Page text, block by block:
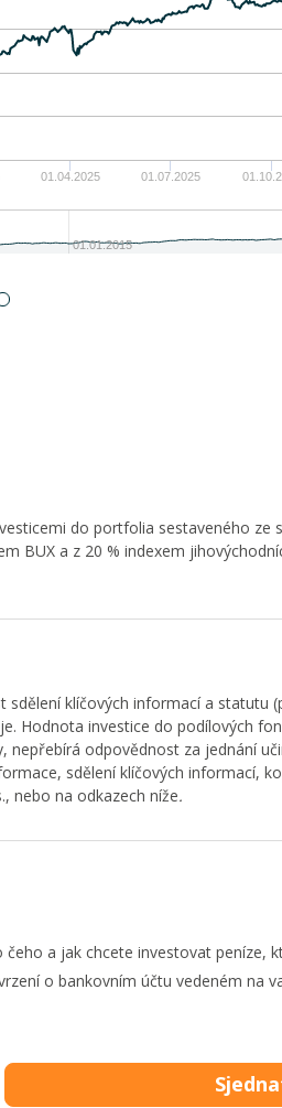
01.04.2025 01.07.2025
01.01.2015
do portfolia sestaveného
BUX a z 20 % indexem
klíčových informací a statutu
Hodnota investice do podílových
odpovědnost za jednání
sdělení klíčových informací,
nebo na odkazech níže.
a jak chcete investovat peníze,
o bankovním účtu vedeném na